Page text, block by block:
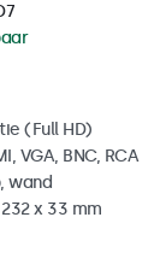
(Full HD)
VGA, BNC, RCA
wand
x 33 mm